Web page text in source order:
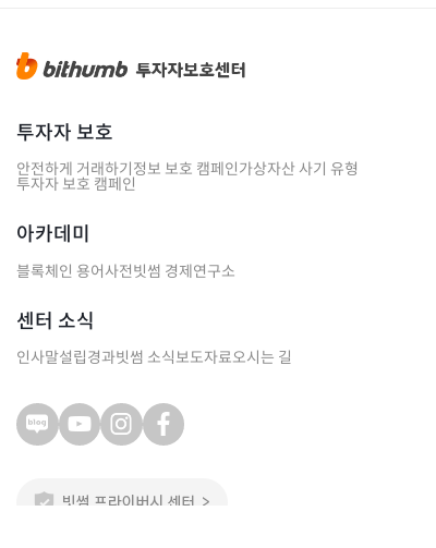
투자자 보호
안전하게 거래하기정보 보호 캠페인가상자산 사기 유형
투자자 보호 캠페인
아카데미
블록체인 용어사전빗썸 경제연구소
센터 소식
인사말설립경과빗썸 소식보도자료오시는 길